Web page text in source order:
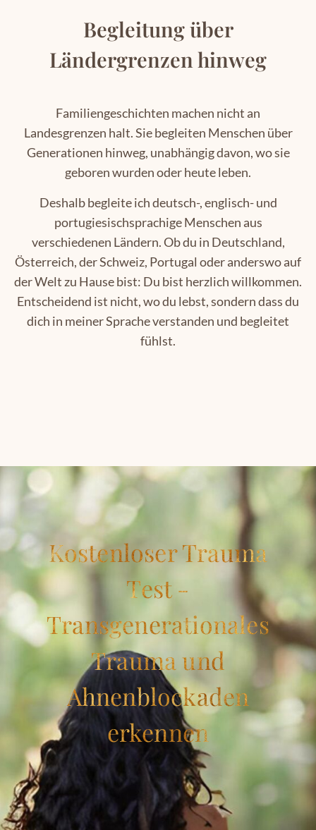
Begleitung über
Ländergrenzen hinweg
Familiengeschichten machen nicht an
Landesgrenzen halt. Sie begleiten Menschen über
Generationen hinweg, unabhängig davon, wo sie
geboren wurden oder heute leben.
Deshalb begleite ich deutsch-, englisch- und
portugiesischsprachige Menschen aus
verschiedenen Ländern. Ob du in Deutschland,
Österreich, der Schweiz, Portugal oder anderswo auf
der Welt zu Hause bist: Du bist herzlich willkommen.
Entscheidend ist nicht, wo du lebst, sondern dass du
dich in meiner Sprache verstanden und begleitet
fühlst.
Kostenloser Trauma
Test -
Transgenerationales
Trauma und
Ahnenblockaden
erkennen